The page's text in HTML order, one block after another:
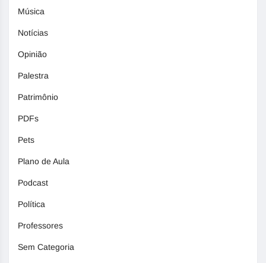
Música
Notícias
Opinião
Palestra
Patrimônio
PDFs
Pets
Plano de Aula
Podcast
Política
Professores
Sem Categoria